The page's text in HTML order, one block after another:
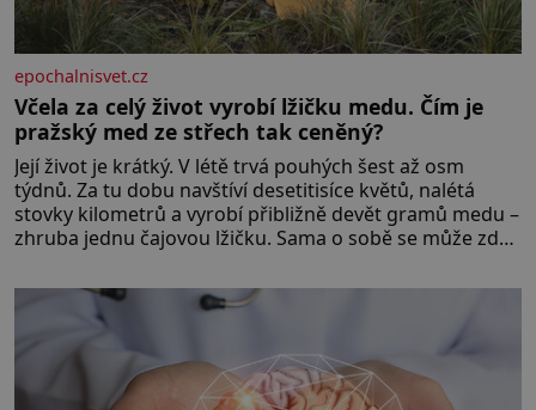
epochalnisvet.cz
Včela za celý život vyrobí lžičku medu. Čím je
pražský med ze střech tak ceněný?
Její život je krátký. V létě trvá pouhých šest až osm
týdnů. Za tu dobu navštíví desetitisíce květů, nalétá
stovky kilometrů a vyrobí přibližně devět gramů medu –
zhruba jednu čajovou lžičku. Sama o sobě se může zdát
tisíc příslušnic svého včelstva, vznikne jeden z
nejdokonalejších organismů